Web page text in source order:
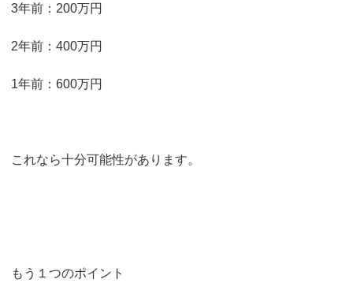
3年前：200万円
2年前：400万円
1年前：600万円
これなら十分可能性があります。
もう１つのポイント